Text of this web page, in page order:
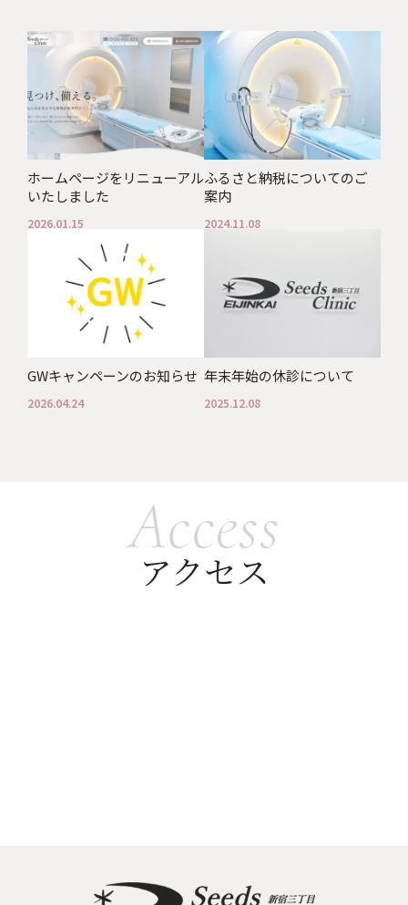
ホームページをリニューアル
いたしました
2026.01.15
ふるさと納税についてのご
案内
2024.11.08
GWキャンペーンのお知らせ
2026.04.24
年末年始の休診について
2025.12.08
Access
アクセス